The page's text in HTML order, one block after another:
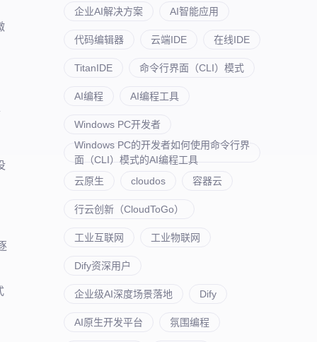
企业AI解决方案 AI智能应用
代码编辑器 云端IDE 在线IDE
TitanIDE 命令行界面（CLI）模式
AI编程 AI编程工具
Windows PC开发者
Windows PC的开发者如何使用命令行界
面（CLI）模式的AI编程工具
云原生
cloudos 容器云
行云创新（CloudToGo）
工业互联网 工业物联网
Dify资深用户
企业级AI深度场景落地 Dify
AI原生开发平台 氛围编程